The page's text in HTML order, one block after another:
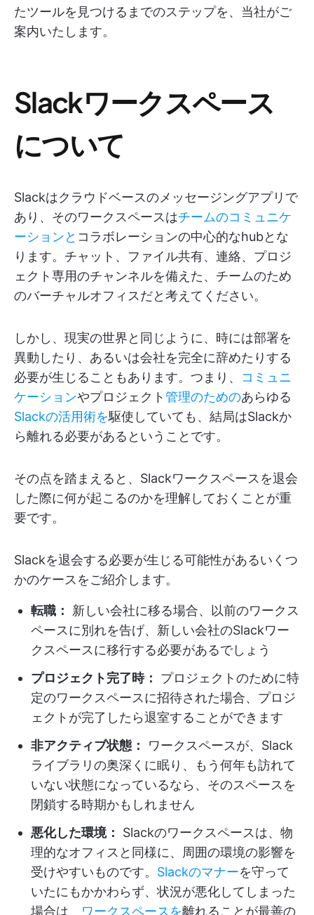
たツールを見つけるまでのステップを、当社がご
案内いたします。
Slackワークスペース
について
Slackはクラウドベースのメッセージングアプリで
あり、そのワークスペースはチームのコミュニケ
ーションと コラボレーションの中心的なhubとな
ります。チャット、ファイル共有、連絡、プロジ
ェクト専用のチャンネルを備えた、チームのため
のバーチャルオフィスだと考えてください。
しかし、現実の世界と同じように、時には部署を
異動したり、あるいは会社を完全に辞めたりする
必要が生じることもあります。つまり、 コミュニ
ケーションやプロジェクト管理のためのあらゆる
Slackの活用術を駆使していても、結局はSlackか
ら離れる必要があるということです。
その点を踏まえると、Slackワークスペースを退会
した際に何が起こるのかを理解しておくことが重
要です。
Slackを退会する必要が生じる可能性があるいくつ
かのケースをご紹介します。
転職：
新しい会社に移る場合、以前のワークス
ペースに別れを告げ、新しい会社のSlackワー
クスペースに移行する必要があるでしょう
プロジェクト完了時：
プロジェクトのために特
定のワークスペースに招待された場合、プロジ
ェクトが完了したら退室することができます
非アクティブ状態：
ワークスペースが、Slack
ライブラリの奥深くに眠り、もう何年も訪れて
いない状態になっているなら、そのスペースを
閉鎖する時期かもしれません
悪化した環境：
Slackのワークスペースは、物
理的なオフィスと同様に、周囲の環境の影響を
受けやすいものです。 Slackのマナーを守って
いたにもかかわらず、状況が悪化してしまった
場合は、 ワークスペースを離れることが最善の